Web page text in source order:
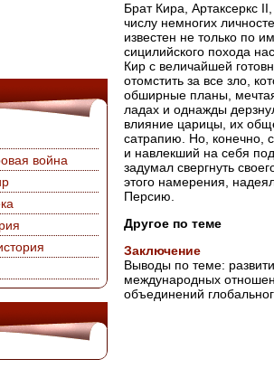
война
Брат Кира, Артаксеркс
числу немногих
известен не только по
сицилийского похода
Кир с величайшей
отомстить за все зло,
обширные планы,
ладах и однажды
влияние царицы, их
сатрапию. Но, конечно,
и навлекший на себя
задумал свергнуть
этого намерения,
Персию.
Другое по теме
Заключение
Выводы по теме:
международных
объединений